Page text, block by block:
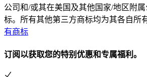
公司和/或其在美国及其他国家/地区附
标。所有其他第三方商标均为其各自所
有商标
订阅以获取您的特别优惠和专属福利。